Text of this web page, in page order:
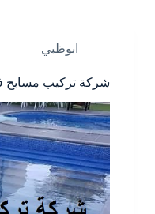
ابوظبي
شركة تركيب مسابح في